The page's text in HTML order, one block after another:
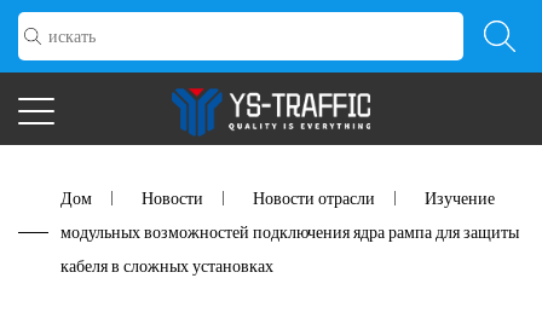
Дом Новости Новости отрасли Изучение
модульных возможностей подключения ядра рампа для защиты
кабеля в сложных установках